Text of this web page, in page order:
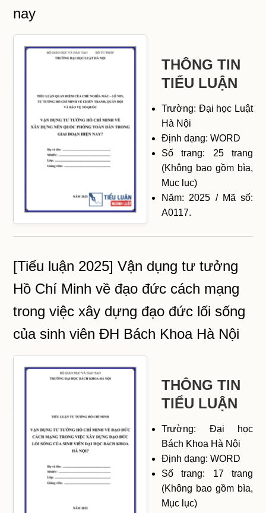
nay
THÔNG TIN
TIỂU LUẬN
Trường: Đại học Luật
Hà Nội
Định dạng: WORD
Số trang: 25 trang
(Không bao gồm bìa,
Mục lục)
Năm: 2025 / Mã số:
A0117.
[Tiểu luận 2025] Vận dụng tư tưởng
Hồ Chí Minh về đạo đức cách mạng
trong việc xây dựng đạo đức lối sống
của sinh viên ĐH Bách Khoa Hà Nội
THÔNG TIN
TIỂU LUẬN
Trường: Đại học
Bách Khoa Hà Nội
Định dạng: WORD
Số trang: 17 trang
(Không bao gồm bìa,
Mục lục)